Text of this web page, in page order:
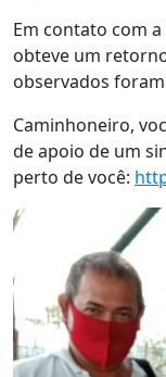
Em contato com
obteve um
observados
Caminhoneiro,
de apoio de um
perto de você: